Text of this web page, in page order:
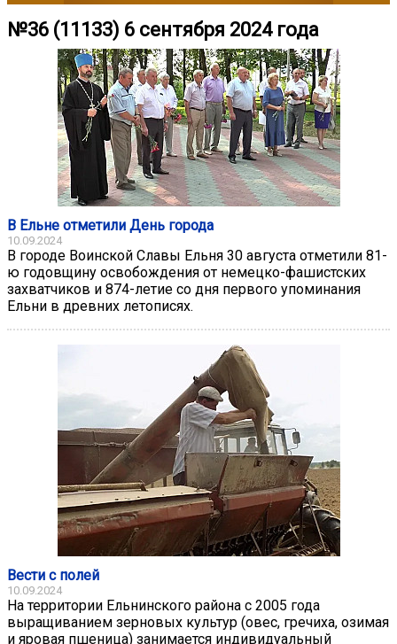
№36 (11133) 6 сентября 2024 года
В Ельне отметили День города
10.09.2024
В городе Воинской Славы Ельня 30 августа отметили 81-
ю годовщину освобождения от немецко-фашистских
захватчиков и 874-летие со дня первого упоминания
Ельни в древних летописях.
Вести с полей
10.09.2024
На территории Ельнинского района с 2005 года
выращиванием зерновых культур (овес, гречиха, озимая
и яровая пшеница) занимается индивидуальный